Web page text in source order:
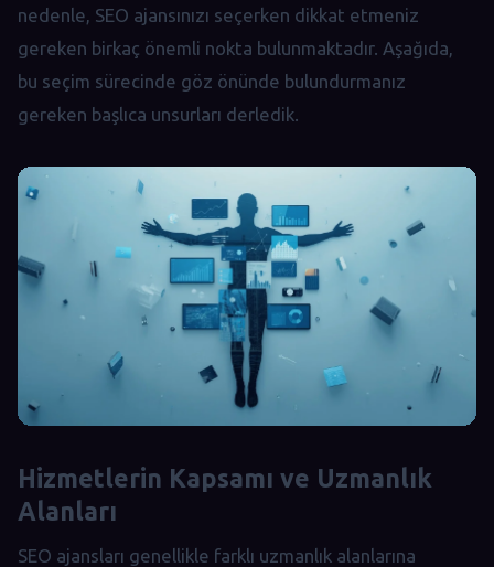
nedenle, SEO ajansınızı seçerken dikkat etmeniz
gereken birkaç önemli nokta bulunmaktadır. Aşağıda,
bu seçim sürecinde göz önünde bulundurmanız
gereken başlıca unsurları derledik.
Hizmetlerin Kapsamı ve Uzmanlık
Alanları
SEO ajansları genellikle farklı uzmanlık alanlarına